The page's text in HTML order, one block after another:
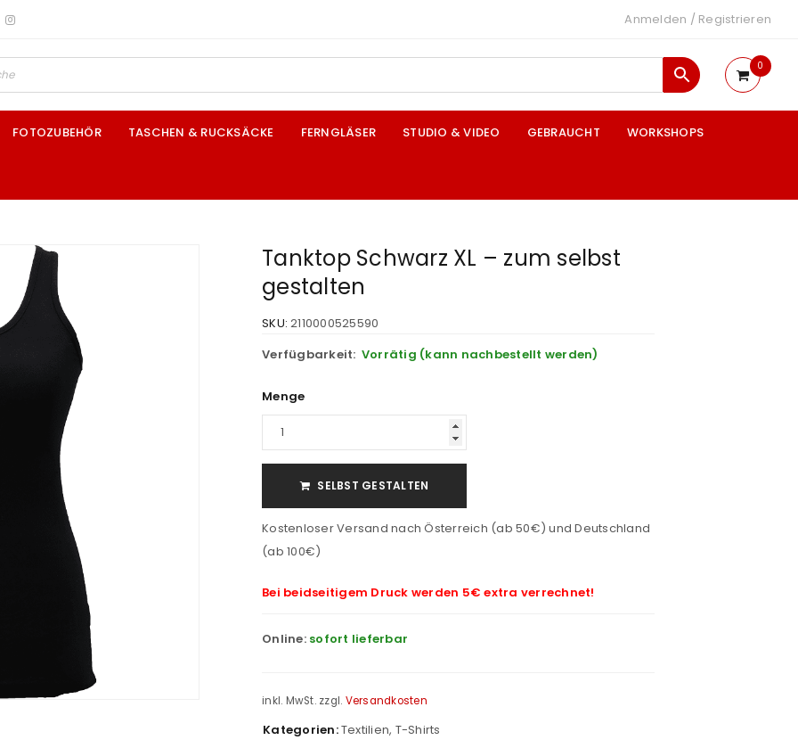
Anmelden / Registrieren
0
FOTOZUBEHÖR TASCHEN & RUCKSÄCKE FERNGLÄSER STUDIO & VIDEO GEBRAUCHT WORKSHOPS
Tanktop Schwarz XL – zum selbst
gestalten
SKU: 2110000525590
Verfügbarkeit: Vorrätig (kann nachbestellt werden)
Menge
SELBST GESTALTEN
Kostenloser Versand nach Österreich (ab 50€) und Deutschland
(ab 100€)
Bei beidseitigem Druck werden 5€ extra verrechnet!
Online: sofort lieferbar
inkl. MwSt. zzgl. Versandkosten
Kategorien:Textilien, T-Shirts